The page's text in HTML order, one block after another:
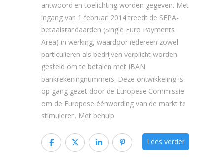
antwoord en toelichting worden gegeven. Met
ingang van 1 februari 2014 treedt de SEPA-
betaalstandaarden (Single Euro Payments
Area) in werking, waardoor iedereen zowel
particulieren als bedrijven verplicht worden
gesteld om te betalen met IBAN
bankrekeningnummers. Deze ontwikkeling is
op gang gezet door de Europese Commissie
om de Europese éénwording van de markt te
stimuleren. Met behulp
Lees verder